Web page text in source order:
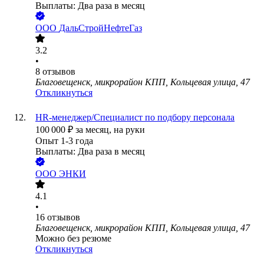
Выплаты: Два раза в месяц
ООО ДальСтройНефтеГаз
3.2
•
8 отзывов
Благовещенск, микрорайон КПП, Кольцевая улица, 47
Откликнуться
HR-менеджер/Специалист по подбору персонала
100 000 ₽ за месяц, на руки
Опыт 1-3 года
Выплаты: Два раза в месяц
ООО ЭНКИ
4.1
•
16 отзывов
Благовещенск, микрорайон КПП, Кольцевая улица, 47
Можно без резюме
Откликнуться